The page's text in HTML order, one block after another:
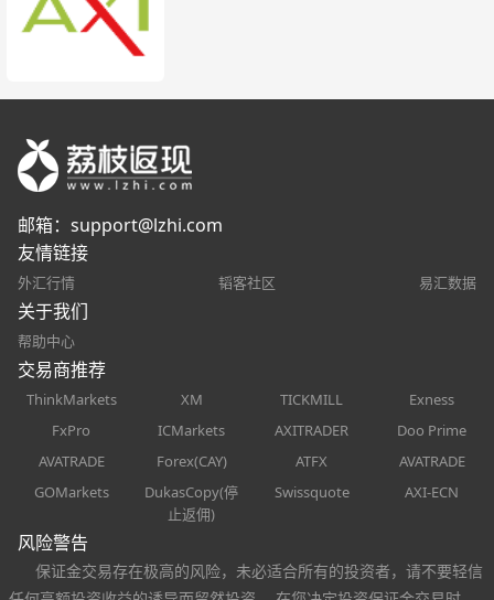
邮箱： support@lzhi.com
友情链接
外汇行情 韬客社区 易汇数据
关于我们
帮助中心
交易商推荐
ThinkMarkets XM TICKMILL
Exness
FxPro
ICMarkets AXITRADER
Doo Prime
AVATRADE
Forex(CAY) ATFX
AVATRADE
GOMarkets
DukasCopy(停
止返佣)
Swissquote AXI-ECN
风险警告
保证金交易存在极高的风险，未必适合所有的投资者，请不要轻信